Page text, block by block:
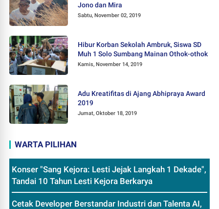
Jono dan Mira
Sabtu, November 02, 2019
Hibur Korban Sekolah Ambruk, Siswa SD
Muh 1 Solo Sumbang Mainan Othok-othok
Kamis, November 14, 2019
Adu Kreatifitas di Ajang Abhipraya Award
2019
Jumat, Oktober 18, 2019
WARTA PILIHAN
Konser "Sang Kejora: Lesti Jejak Langkah 1 Dekade",
Tandai 10 Tahun Lesti Kejora Berkarya
Cetak Developer Berstandar Industri dan Talenta AI,